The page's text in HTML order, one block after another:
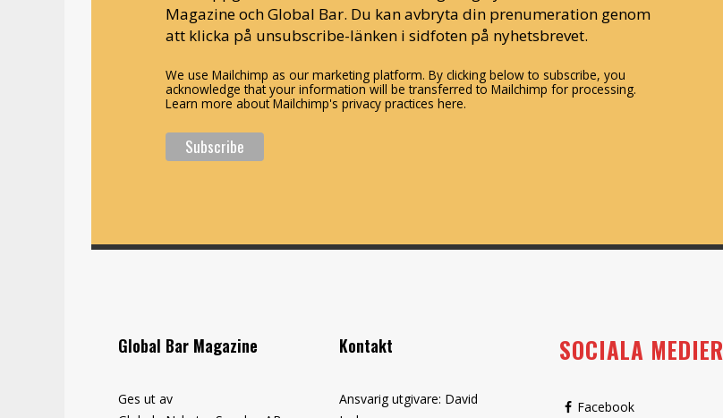
Magazine och Global Bar. Du kan avbryta din prenumeration genom
att klicka på unsubscribe-länken i sidfoten på nyhetsbrevet.
We use Mailchimp as our marketing platform. By clicking below to subscribe, you
acknowledge that your information will be transferred to Mailchimp for processing.
Learn more about Mailchimp's privacy practices here.
Global Bar Magazine
Ges ut av
Kontakt
Ansvarig utgivare: David
SOCIALA MEDIER
Facebook